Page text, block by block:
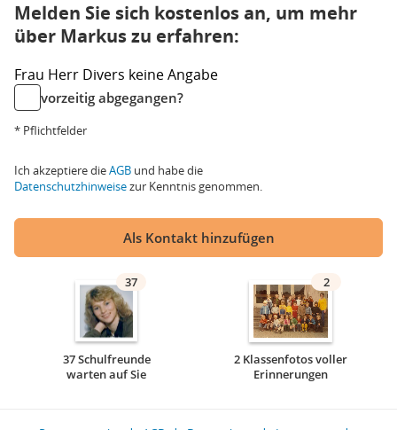
Melden Sie sich kostenlos an, um mehr
über Markus zu erfahren:
Frau Herr Divers keine Angabe
vorzeitig abgegangen?
* Pflichtfelder
Ich akzeptiere dieAGB und habe die
Datenschutzhinweisezur Kenntnis genommen.
Als Kontakt hinzufügen
37
37 Schulfreunde
warten auf Sie
2
2 Klassenfotos voller
Erinnerungen